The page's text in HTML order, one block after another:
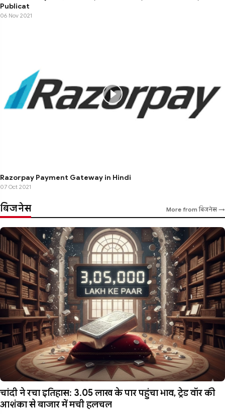
Publicat
06 Nov 2021
Razorpay Payment Gateway in Hindi
07 Oct 2021
बिजनेस More from बिजनेस →
चांदी ने रचा इतिहास: 3.05 लाख के पार पहुंचा भाव, ट्रेड वॉर की
आशंका से बाजार में मची हलचल